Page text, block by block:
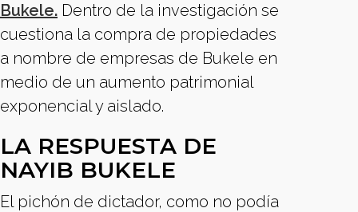
Bukele. Dentro de la investigación se
cuestiona la compra de propiedades
a nombre de empresas de Bukele en
medio de un aumento patrimonial
exponencial y aislado.
LA RESPUESTA DE
NAYIB BUKELE
El pichón de dictador, como no podía